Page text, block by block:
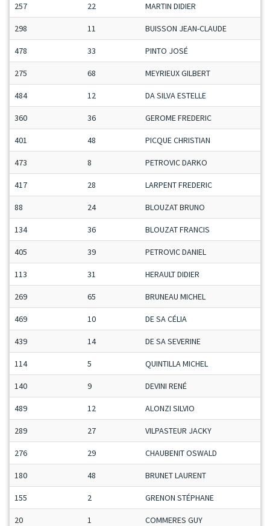
257 22 MARTIN DIDIER
298 11 BUISSON JEAN-CLAUDE
478 33 PINTO JOSÉ
275 68 MEYRIEUX GILBERT
484 12 DA SILVA ESTELLE
360 36 GEROME FREDERIC
401 48 PICQUE CHRISTIAN
473 8 PETROVIC DARKO
417 28 LARPENT FREDERIC
88 24 BLOUZAT BRUNO
134 36 BLOUZAT FRANCIS
405 39 PETROVIC DANIEL
113 31 HERAULT DIDIER
269 65 BRUNEAU MICHEL
469 10 DE SA CÉLIA
439 14 DE SA SEVERINE
114 5 QUINTILLA MICHEL
140 9 DEVINI RENÉ
489 12 ALONZI SILVIO
289 27 VILPASTEUR JACKY
276 29 CHAUBENIT OSWALD
180 48 BRUNET LAURENT
155 2 GRENON STÉPHANE
20 1 COMMERES GUY